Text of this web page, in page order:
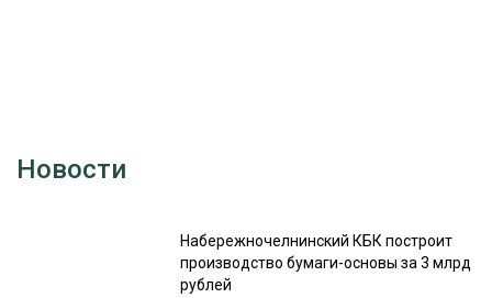
Новости
Набережночелнинский КБК построит
производство бумаги-основы за 3 млрд
рублей